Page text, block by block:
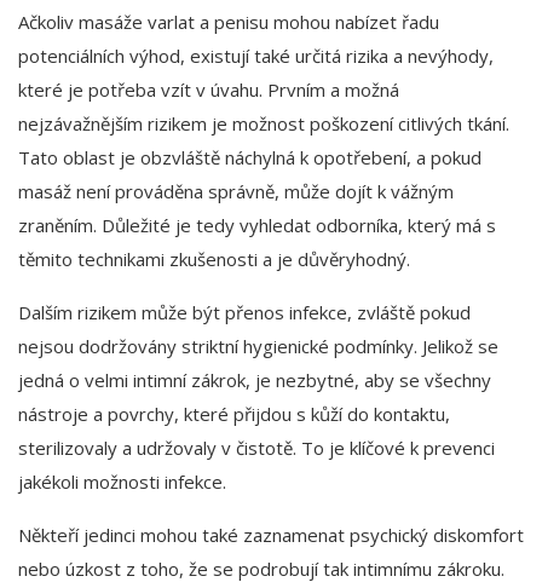
Ačkoliv masáže varlat a penisu mohou nabízet řadu
potenciálních výhod, existují také určitá rizika a nevýhody,
které je potřeba vzít v úvahu. Prvním a možná
nejzávažnějším rizikem je možnost poškození citlivých tkání.
Tato oblast je obzvláště náchylná k opotřebení, a pokud
masáž není prováděna správně, může dojít k vážným
zraněním. Důležité je tedy vyhledat odborníka, který má s
těmito technikami zkušenosti a je důvěryhodný.
Dalším rizikem může být přenos infekce, zvláště pokud
nejsou dodržovány striktní hygienické podmínky. Jelikož se
jedná o velmi intimní zákrok, je nezbytné, aby se všechny
nástroje a povrchy, které přijdou s kůží do kontaktu,
sterilizovaly a udržovaly v čistotě. To je klíčové k prevenci
jakékoli možnosti infekce.
Někteří jedinci mohou také zaznamenat psychický diskomfort
nebo úzkost z toho, že se podrobují tak intimnímu zákroku.